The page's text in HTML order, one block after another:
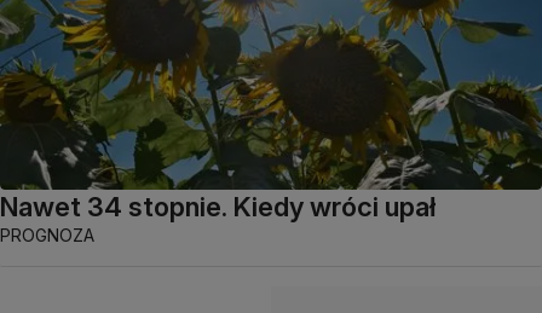
Nawet 34 stopnie. Kiedy wróci upał
PROGNOZA